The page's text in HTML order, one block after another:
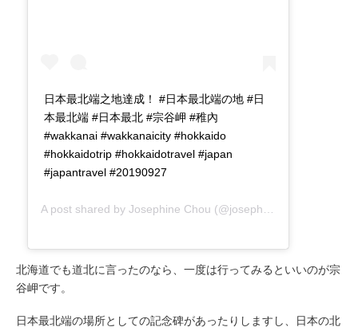
日本最北端之地達成！ #日本最北端の地 #日
本最北端 #日本最北 #宗谷岬 #稚內
#wakkanai #wakkanaicity #hokkaido
#hokkaidotrip #hokkaidotravel #japan
#japantravel #20190927
A post shared by Josephine Chou (@josephine.chou) on
北海道でも道北に言ったのなら、一度は行ってみるといいのが宗
谷岬です。
日本最北端の場所としての記念碑があったりしますし、日本の北